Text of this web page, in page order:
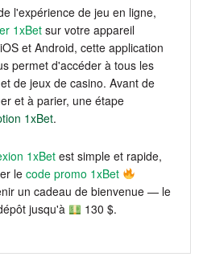
l'expérience de jeu en ligne,
1xBet sur votre appareil
et Android, cette application
permet d'accéder à tous les
de jeux de casino. Avant de
et à parier, une étape
1xBet.
1xBet est simple et rapide,
le code promo 1xBet
un cadeau de bienvenue — le
jusqu'à
130 $.